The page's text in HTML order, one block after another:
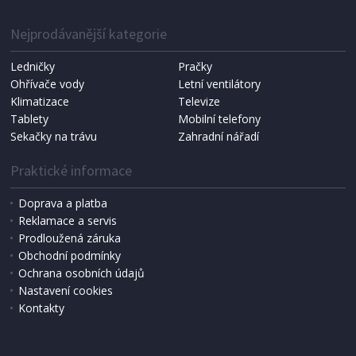
NÁHRADNÍ SÁČKY DO VYSAVAČE
Koma KRA-SB02S (Multi Bag, S-BAG SMS)
Nejprodávanější kategorie
Ledničky
Pračky
Ohřívače vody
Letní ventilátory
Klimatizace
Televize
Tablety
Mobilní telefony
Sekačky na trávu
Zahradní nářadí
Praktické informace
Doprava a platba
Reklamace a servis
Prodloužená záruka
Obchodní podmínky
Ochrana osobních údajů
Nastavení cookies
Kontakty